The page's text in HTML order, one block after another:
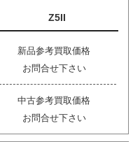
Z5II
新品参考買取価格
お問合せ下さい
中古参考買取価格
お問合せ下さい